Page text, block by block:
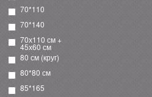
70*110
70*140
70х110 см +
45х60 см
80 см (круг)
80*80 см
85*165